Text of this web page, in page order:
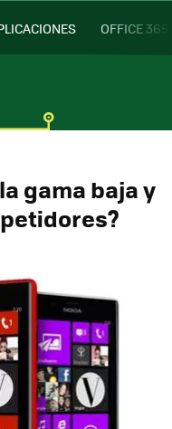
OFFICE 365
gama baja y